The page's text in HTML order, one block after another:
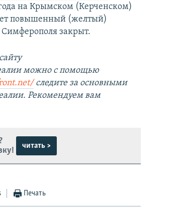
на Крымском (Керченском)
повышенный (желтый)
Симферополя закрыт.
можно с помощью
следите за основными
Рекомендуем вам
читать >
Печать